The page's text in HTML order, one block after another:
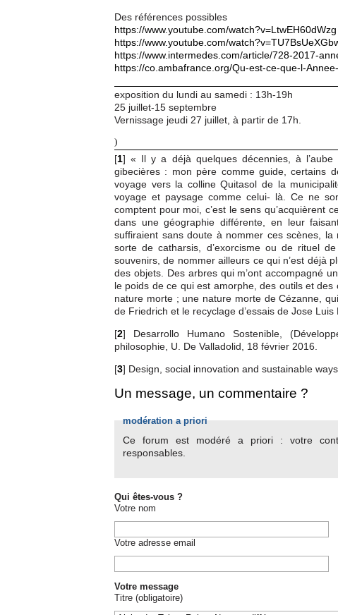
Des références possibles
https://www.youtube.com/watch?v=LtwEH60dWzg
https://www.youtube.com/
https://www.intermedes.com/article/728-2017-
https://co.ambafrance.org/Qu-est-ce-que-l-
exposition du lundi au samedi : 13h-19h
25 juillet-15 septembre
Vernissage jeudi 27 juillet, à partir de 17h.
)
[1]« Il y a déjà quelques décennies, à l’aube
gibecières : mon père comme guide, certains
voyage vers la colline Quitasol de la
voyage et paysage comme celui- là. Ce ne
comptent pour moi, c’est le sens qu’acquièrent
dans une géographie différente, en leur
suffiraient sans doute à nommer ces scènes,
sorte de catharsis, d’exorcisme ou de rituel
souvenirs, de nommer ailleurs ce qui n’est déjà
des objets. Des arbres qui m’ont accompagné
le poids de ce qui est amorphe, des outils et
nature morte ; une nature morte de Cézanne,
de Friedrich et le recyclage d’essais de Jose Luis
[2] Desarrollo Humano Sostenible,
philosophie, U. De Valladolid, 18 février 2016.
[3] Design, social innovation and sustainable
Un message, un commentaire ?
modération a priori
Ce forum est modéré a priori : votre
responsables.
Qui êtes-vous ?
Votre nom
Votre adresse email
Votre message
Titre (obligatoire)